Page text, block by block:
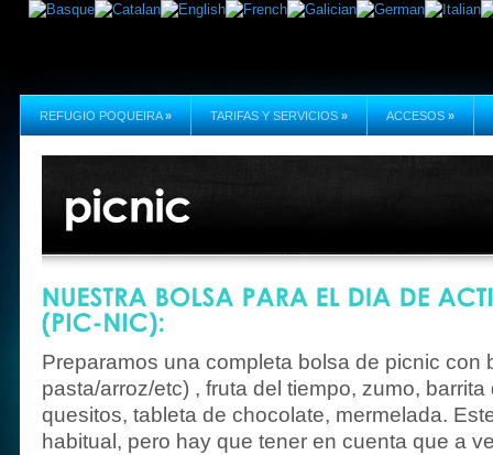
REFUGIO POQUEIRA » TARIFAS Y SERVICIOS » ACCESOS »
Preparamos una completa bolsa de picnic con
pasta/arroz/etc) , fruta del tiempo, zumo,
quesitos, tableta de chocolate, mermelada.
habitual, pero hay que tener en cuenta que a